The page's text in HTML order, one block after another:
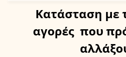
Κατάσταση με
αγορές που